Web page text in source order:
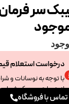
سر فرمان 405 راست
درخواست استعلام
با توجه به نوسانات و
از همراهی و درک شما
تماس با فروشگاه